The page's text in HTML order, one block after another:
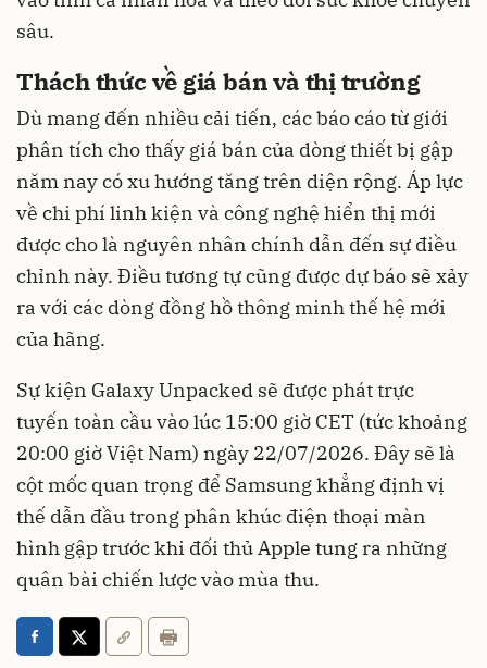
sâu.
Thách thức về giá bán và thị trường
Dù mang đến nhiều cải tiến, các báo cáo từ giới
phân tích cho thấy giá bán của dòng thiết bị gập
năm nay có xu hướng tăng trên diện rộng. Áp lực
về chi phí linh kiện và công nghệ hiển thị mới
được cho là nguyên nhân chính dẫn đến sự điều
chỉnh này. Điều tương tự cũng được dự báo sẽ xảy
ra với các dòng đồng hồ thông minh thế hệ mới
của hãng.
Sự kiện Galaxy Unpacked sẽ được phát trực
tuyến toàn cầu vào lúc 15:00 giờ CET (tức khoảng
20:00 giờ Việt Nam) ngày 22/07/2026. Đây sẽ là
cột mốc quan trọng để Samsung khẳng định vị
thế dẫn đầu trong phân khúc điện thoại màn
hình gập trước khi đối thủ Apple tung ra những
quân bài chiến lược vào mùa thu.